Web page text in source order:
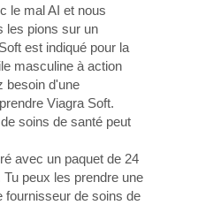
le mal AI et nous
les pions sur un
est indiqué pour la
masculine à action
besoin d'une
Viagra Soft.
soins de santé peut
avec un paquet de 24
peux les prendre une
fournisseur de soins de